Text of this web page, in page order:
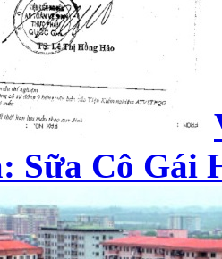
Sữa Cô Gái